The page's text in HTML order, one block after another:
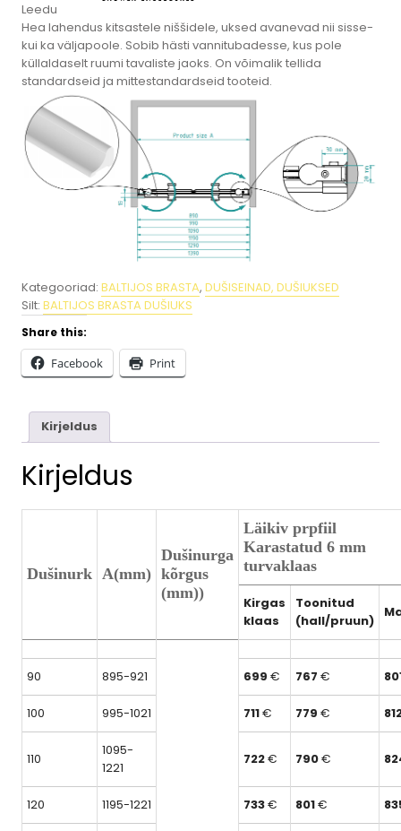
Leedu
Hea lahendus kitsastele niššidele, uksed avanevad nii sisse-
kui ka väljapoole. Sobib hästi vannitubadesse, kus pole
küllaldaselt ruumi tavaliste jaoks. On võimalik tellida
standardseid ja mittestandardseid tooteid.
Kategooriad: BALTIJOS BRASTA, DUŠISEINAD, DUŠIUKSED
Silt: BALTIJOS BRASTA DUŠIUKS
Share this:
Facebook Print
Kirjeldus
Kirjeldus
Dušinurk A(mm)
Dušinurga
kõrgus
(mm))
Läikiv prpfiil
Karastatud 6 mm
turvaklaas
Kirgas
klaas
Toonitud
(hall/pruun)
90 895-921 699 € 767 €
100 995-1021 711€ 779 €
110
1095-
1221
722€ 790€
120 1195-1221 733€ 801€